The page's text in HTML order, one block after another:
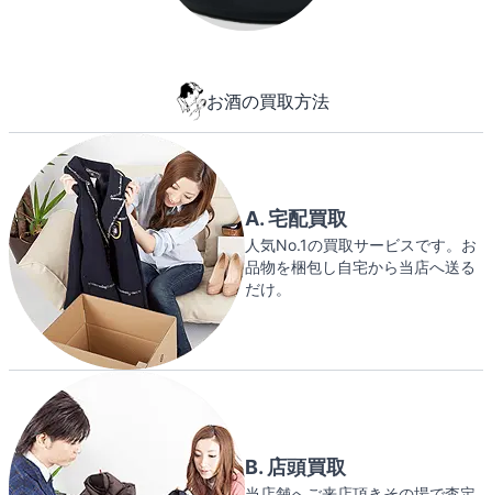
お酒の買取方法
A. 宅配買取
人気No.1の買取サービスです。お
品物を梱包し自宅から当店へ送る
だけ。
B. 店頭買取